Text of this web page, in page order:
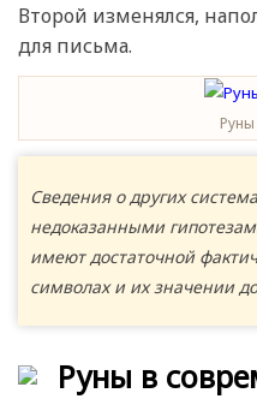
Второй изменялся,
для письма.
Сведения о других
недоказанными
имеют достаточной
символах и их значении
Руны в